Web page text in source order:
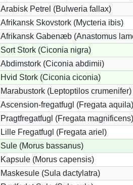
Arabisk Petrel (Bulweria fallax)
Afrikansk Skovstork (Mycteria ibis)
Afrikansk Gabenæb (Anastomus
Sort Stork (Ciconia nigra)
Abdimstork (Ciconia abdimii)
Hvid Stork (Ciconia ciconia)
Marabustork (Leptoptilos crumenifer)
Ascension-fregatfugl (Fregata aquila)
Pragtfregatfugl (Fregata magnificens)
Lille Fregatfugl (Fregata ariel)
Sule (Morus bassanus)
Kapsule (Morus capensis)
Maskesule (Sula dactylatra)